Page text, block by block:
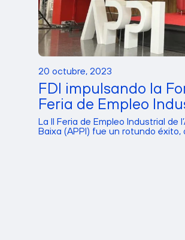
20 octubre, 2023
FDI impulsando la
Feria de Empleo
La II Feria de Empleo Industrial de
Baixa (APPI) fue un rotundo